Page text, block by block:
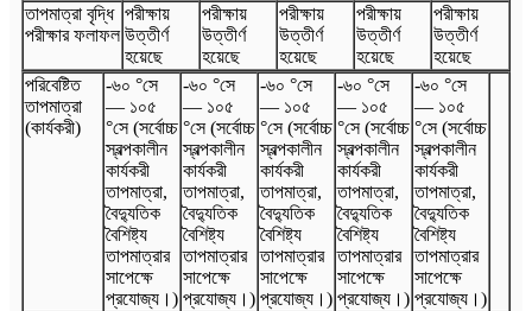
তাপমাত্রা বৃদ্ধি
পরীক্ষার ফলাফল
পরীক্ষায়
উত্তীর্ণ
হয়েছে
পরীক্ষায়
উত্তীর্ণ
হয়েছে
পরীক্ষায়
উত্তীর্ণ
হয়েছে
পরীক্ষায়
উত্তীর্ণ
হয়েছে
পরীক্ষায়
উত্তীর্ণ
হয়েছে
পরিবেষ্টিত
তাপমাত্রা
(কার্যকরী)
-৬০ °সে
— ১০৫
°সে (সর্বোচ্চ
স্বল্পকালীন
কার্যকরী
তাপমাত্রা,
বৈদ্যুতিক
বৈশিষ্ট্য
তাপমাত্রার
সাপেক্ষে
প্রযোজ্য।)
-৬০ °সে
— ১০৫
°সে (সর্বোচ্চ
স্বল্পকালীন
কার্যকরী
তাপমাত্রা,
বৈদ্যুতিক
বৈশিষ্ট্য
তাপমাত্রার
সাপেক্ষে
প্রযোজ্য।)
-৬০ °সে
— ১০৫
°সে (সর্বোচ্চ
স্বল্পকালীন
কার্যকরী
তাপমাত্রা,
বৈদ্যুতিক
বৈশিষ্ট্য
তাপমাত্রার
সাপেক্ষে
প্রযোজ্য।)
-৬০ °সে
— ১০৫
°সে (সর্বোচ্চ
স্বল্পকালীন
কার্যকরী
তাপমাত্রা,
বৈদ্যুতিক
বৈশিষ্ট্য
তাপমাত্রার
সাপেক্ষে
প্রযোজ্য।)
-৬০ °সে
— ১০৫
°সে (সর্বোচ্চ
স্বল্পকালীন
কার্যকরী
তাপমাত্রা,
বৈদ্যুতিক
বৈশিষ্ট্য
তাপমাত্রার
সাপেক্ষে
প্রযোজ্য।)